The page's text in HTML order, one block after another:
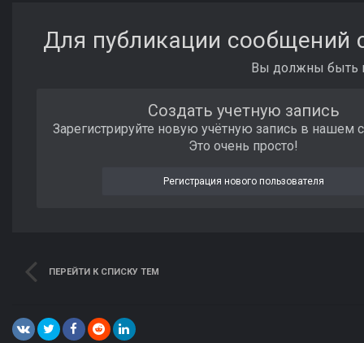
Для публикации сообщений
Вы должны быть
Создать учетную запись
Зарегистрируйте новую учётную запись в нашем
Это очень просто!
Регистрация нового пользователя
ПЕРЕЙТИ К СПИСКУ ТЕМ